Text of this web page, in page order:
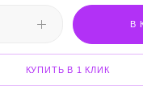
В
КУПИТЬ В 1 КЛИК